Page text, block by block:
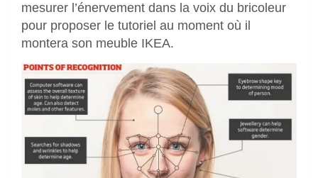
mesurer l’énervement dans la voix du bricoleur
pour proposer le tutoriel au moment où il
montera son meuble IKEA.